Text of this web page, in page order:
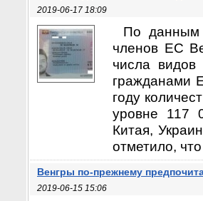
2019-06-17 18:09
По данным
членов ЕС
числа
гражданами
году
уровне 117
Китая,
отметило,
Венгры по-прежнему
2019-06-15 15:06